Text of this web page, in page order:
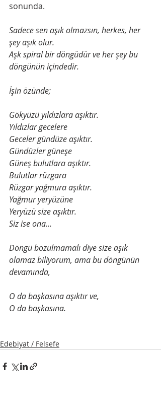
sonunda.
Sadece sen aşık olmazsın, herkes, her
şey aşık olur.
Aşk spiral bir döngüdür ve her şey bu
döngünün içindedir.
İşin özünde;
Gökyüzü yıldızlara aşıktır.
Yıldızlar gecelere
Geceler gündüze aşıktır.
Gündüzler güneşe
Güneş bulutlara aşıktır.
Bulutlar rüzgara
Rüzgar yağmura aşıktır.
Yağmur yeryüzüne
Yeryüzü size aşıktır.
Siz ise ona...
Döngü bozulmamalı diye size aşık
olamaz biliyorum, ama bu döngünün
devamında,
O da başkasına aşıktır ve,
O da başkasına.
Edebiyat / Felsefe